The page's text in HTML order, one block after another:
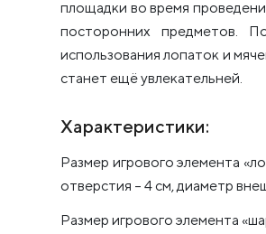
площадки во время
посторонних предметов.
использования лопаток и
станет ещё увлекательней.
Характеристики:
Размер игрового элемента
отверстия – 4 см, диаметр
Размер игрового элемента